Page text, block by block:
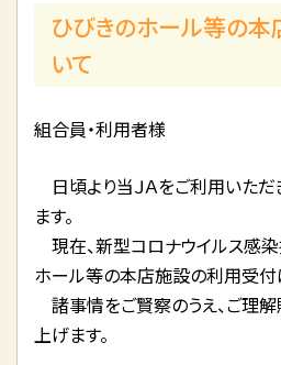
ひびきのホール等の
いて
組合員・利用者様
日頃より当ＪＡをご利用いた
ます。
現在、新型コロナウイルス感
ホール等の本店施設の利用受付
諸事情をご賢察のうえ、ご理
上げます。